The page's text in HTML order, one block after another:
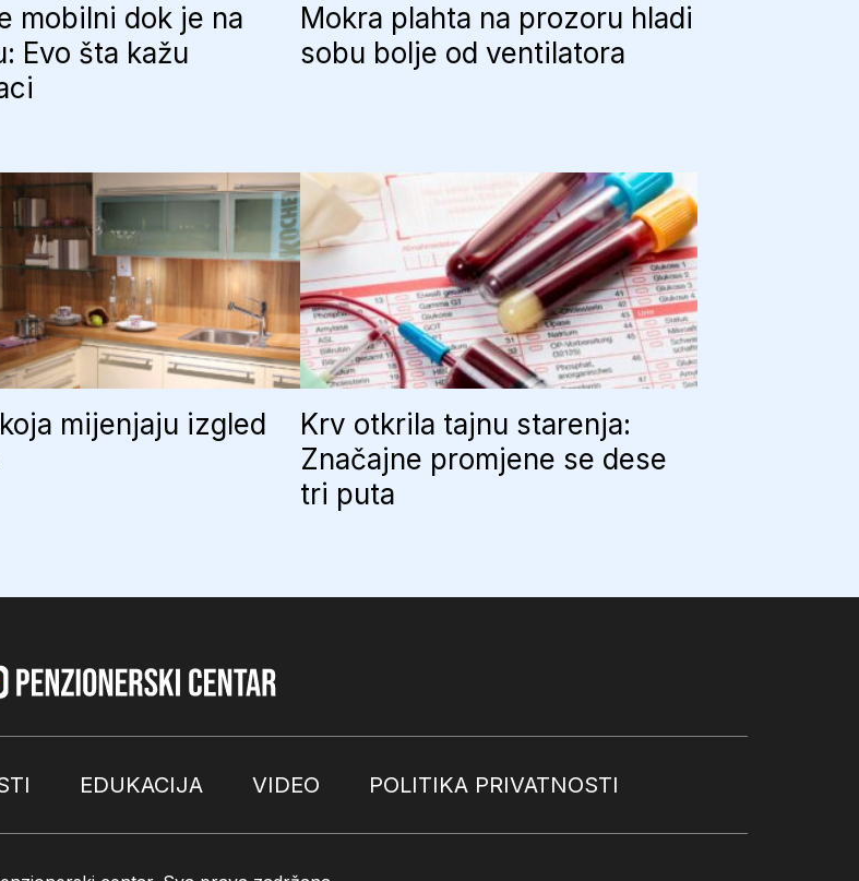
mobilni dok je na
Evo šta kažu
Mokra plahta na prozoru hladi
sobu bolje od ventilatora
mijenjaju izgled
Krv otkrila tajnu starenja:
Značajne promjene se dese
tri puta
EDUKACIJA VIDEO POLITIKA PRIVATNOSTI